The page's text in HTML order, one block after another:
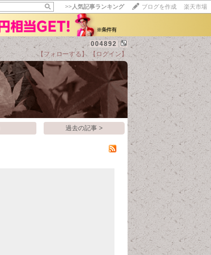
>>人気記事ランキング ブログを作成 楽天市場
004892
【フォローする】 【ログイン】
【毎日開催】
15記事にいいね！で1ポイント
10秒滞在
いいね! --/ --
過去の記事 >